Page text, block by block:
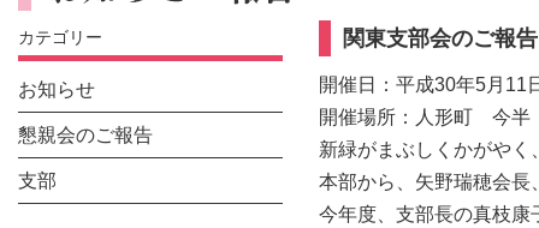
関東支部会のご報告
開催日：平成30年5月11
開催場所：人形町 今
新緑がまぶしくかがや
本部から、矢野瑞穂会長
今年度、支部長の真枝康
カテゴリー
お知らせ
懇親会のご報告
支部